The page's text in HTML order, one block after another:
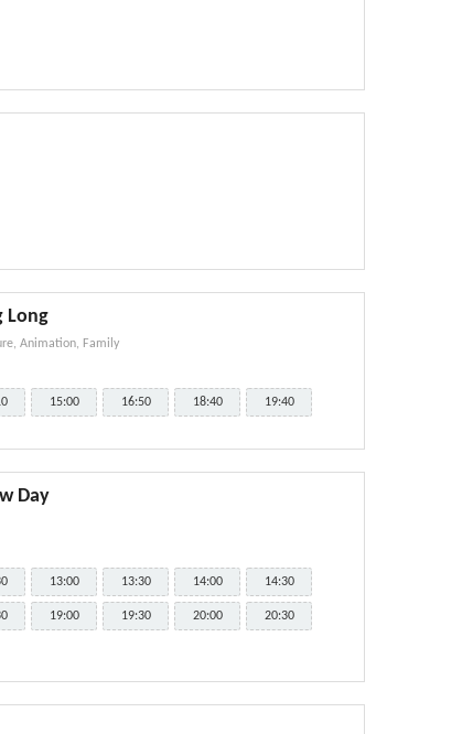
Long
Animation, Family
15:00 16:50 18:40 19:40
Day
13:00 13:30 14:00 14:30
19:00 19:30 20:00 20:30